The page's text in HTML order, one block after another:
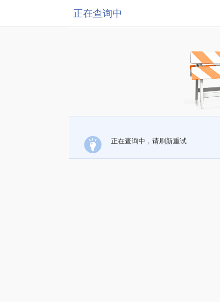
正在查询中
正在查询中，请刷新重试